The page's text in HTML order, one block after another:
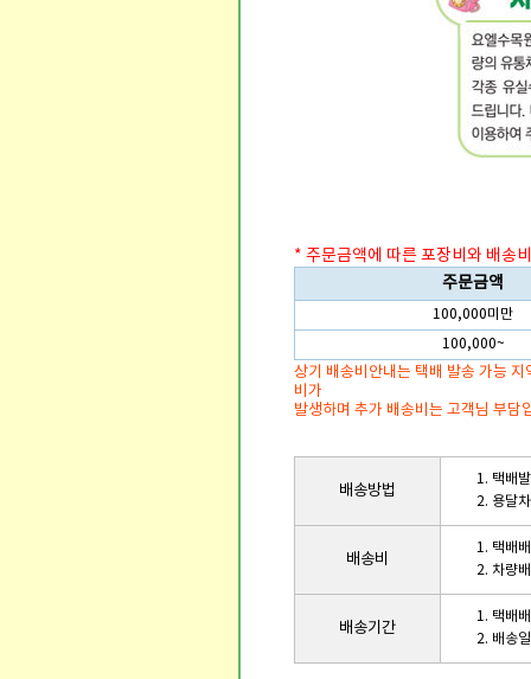
* 주문금액에 따른 포장비와 배송
주문금액
100,000미만
100,000~
상기 배송비안내는 택배 발송 가능
비가
발생하며 추가 배송비는 고객님 부담
배송방법
1. 택배
2. 용달
배송비
1. 택배
2. 차량
배송기간
1. 택배
2. 배송